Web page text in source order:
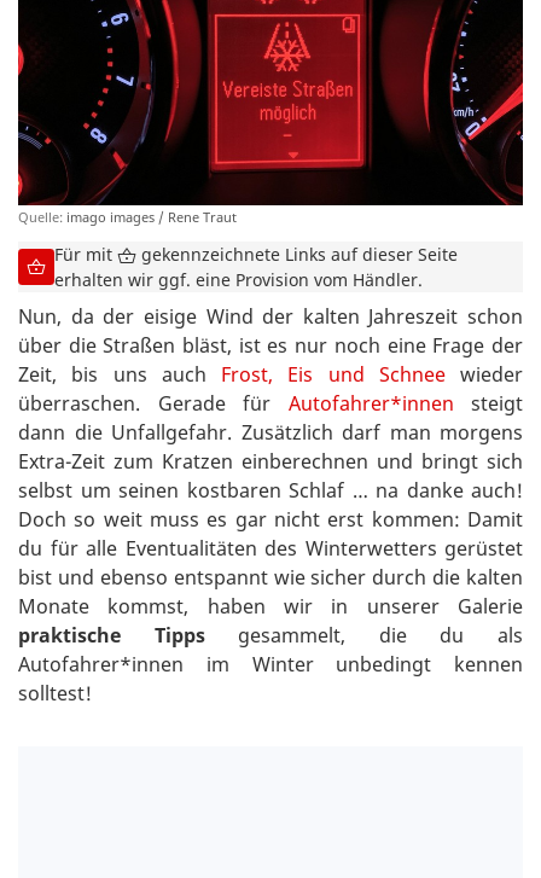
Quelle: imago images / Rene Traut
Für mit
gekennzeichnete Links auf dieser Seite
erhalten wir ggf. eine Provision vom Händler.
Nun, da der eisige Wind der kalten Jahreszeit schon
über die Straßen bläst, ist es nur noch eine Frage der
Zeit, bis uns auch Frost, Eis und Schnee wieder
überraschen. Gerade für Autofahrer*innen steigt
dann die Unfallgefahr. Zusätzlich darf man morgens
Extra-Zeit zum Kratzen einberechnen und bringt sich
selbst um seinen kostbaren Schlaf … na danke auch!
Doch so weit muss es gar nicht erst kommen: Damit
du für alle Eventualitäten des Winterwetters gerüstet
bist und ebenso entspannt wie sicher durch die kalten
Monate kommst, haben wir in unserer Galerie
praktische Tippsgesammelt, die du als
Autofahrer*innen im Winter unbedingt kennen
solltest!